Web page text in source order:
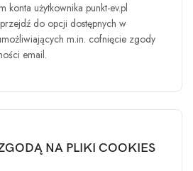
konta użytkownika punkt-ev.pl
do opcji dostępnych w
m.in. cofnięcie zgody
email.
NA PLIKI COOKIES